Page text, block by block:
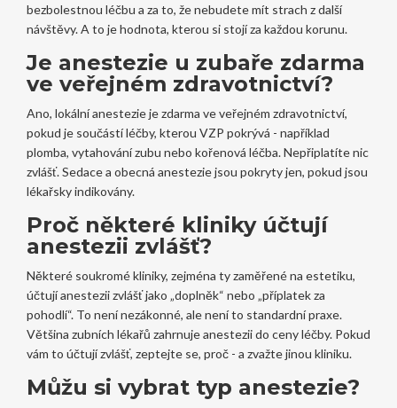
bezbolestnou léčbu a za to, že nebudete mít strach z další
návštěvy. A to je hodnota, kterou si stojí za každou korunu.
Je anestezie u zubaře zdarma
ve veřejném zdravotnictví?
Ano, lokální anestezie je zdarma ve veřejném zdravotnictví,
pokud je součástí léčby, kterou VZP pokrývá - například
plomba, vytahování zubu nebo kořenová léčba. Nepřiplatíte nic
zvlášť. Sedace a obecná anestezie jsou pokryty jen, pokud jsou
lékařsky indikovány.
Proč některé kliniky účtují
anestezii zvlášť?
Některé soukromé kliniky, zejména ty zaměřené na estetiku,
účtují anestezii zvlášť jako „doplněk“ nebo „příplatek za
pohodlí“. To není nezákonné, ale není to standardní praxe.
Většina zubních lékařů zahrnuje anestezii do ceny léčby. Pokud
vám to účtují zvlášť, zeptejte se, proč - a zvažte jinou kliniku.
Můžu si vybrat typ anestezie?